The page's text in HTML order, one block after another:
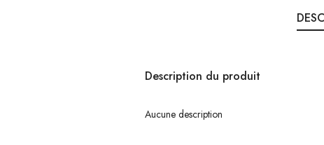
Description du produit
Aucune description